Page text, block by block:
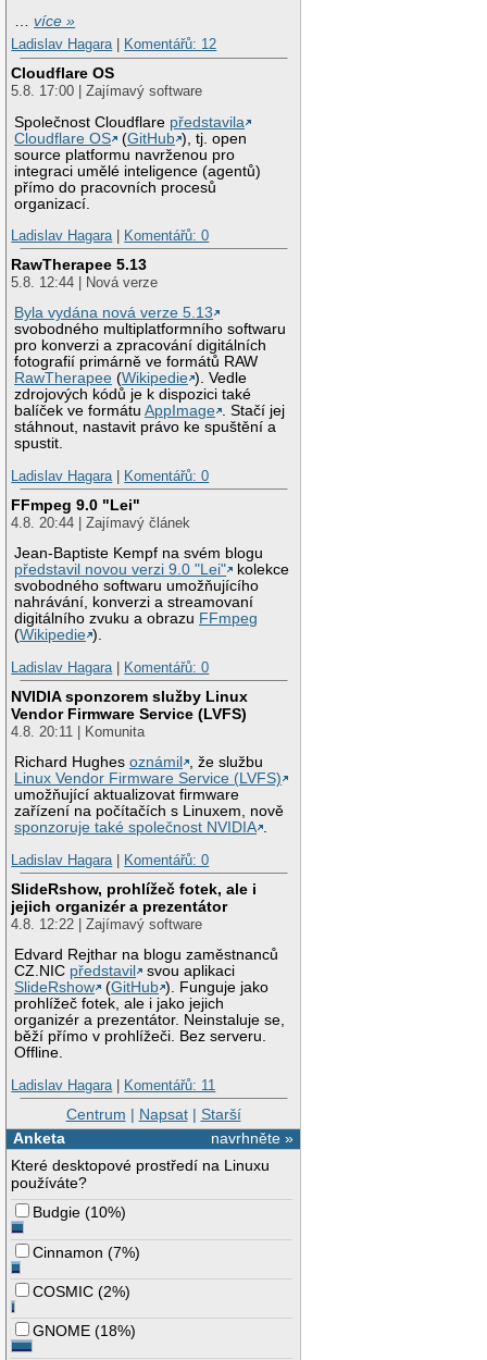
…více »
Ladislav Hagara| Komentářů: 12
Cloudflare OS
5.8. 17:00 | Zajímavý software
Společnost Cloudflare představila
Cloudflare OS
(GitHub ), tj. open
source platformu navrženou pro
integraci umělé inteligence (agentů)
přímo do pracovních procesů
organizací.
Ladislav Hagara| Komentářů: 0
RawTherapee 5.13
5.8. 12:44 | Nová verze
Byla vydána nová verze 5.13
svobodného multiplatformního softwaru
pro konverzi a zpracování digitálních
fotografií primárně ve formátů RAW
RawTherapee (Wikipedie ). Vedle
zdrojových kódů je k dispozici také
balíček ve formátuAppImage . Stačí jej
stáhnout, nastavit právo ke spuštění a
spustit.
Ladislav Hagara| Komentářů: 0
FFmpeg 9.0 "Lei"
4.8. 20:44 | Zajímavý článek
Jean-Baptiste Kempf na svém blogu
představil novou verzi 9.0 "Lei"
kolekce
svobodného softwaru umožňujícího
nahrávání, konverzi a streamovaní
digitálního zvuku a obrazu FFmpeg
(Wikipedie ).
Ladislav Hagara| Komentářů: 0
NVIDIA sponzorem služby Linux
Vendor Firmware Service (LVFS)
4.8. 20:11 | Komunita
Richard Hughesoznámil
, že službu
Linux Vendor Firmware Service (LVFS)
umožňující aktualizovat firmware
zařízení na počítačích s Linuxem, nově
sponzoruje také společnost NVIDIA .
Ladislav Hagara| Komentářů: 0
SlideRshow, prohlížeč fotek, ale i
jejich organizér a prezentátor
4.8. 12:22 | Zajímavý software
Edvard Rejthar na blogu zaměstnanců
CZ.NIC představil
svou aplikaci
SlideRshow
(GitHub ). Funguje jako
prohlížeč fotek, ale i jako jejich
organizér a prezentátor. Neinstaluje se,
běží přímo v prohlížeči. Bez serveru.
Offline.
Ladislav Hagara| Komentářů: 11
Centrum | Napsat| Starší
navrhněte »
Anketa
Které desktopové prostředí na Linuxu
používáte?
Budgie (10%)
Cinnamon (7%)
COSMIC (2%)
GNOME (18%)